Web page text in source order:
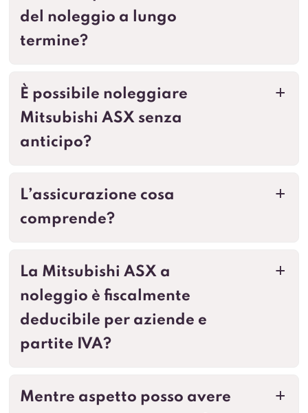
del noleggio a lungo
termine?
a
È possibile noleggiare
Mitsubishi ASX senza
anticipo?
a
L’assicurazione cosa
comprende?
a
La Mitsubishi ASX a
noleggio è fiscalmente
deducibile per aziende e
partite IVA?
a
Mentre aspetto posso avere